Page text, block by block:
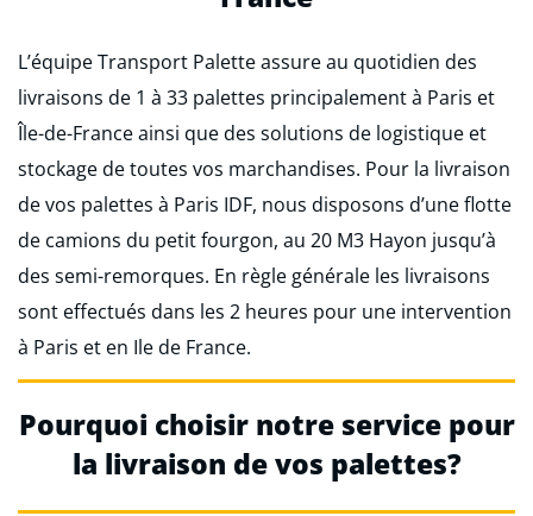
L’équipe Transport Palette assure au quotidien des
livraisons de 1 à 33 palettes principalement à Paris et
Île-de-France ainsi que des solutions de logistique et
stockage de toutes vos marchandises. Pour la livraison
de vos palettes à Paris IDF, nous disposons d’une flotte
de camions du petit fourgon, au 20 M3 Hayon jusqu’à
des semi-remorques. En règle générale les livraisons
sont effectués dans les 2 heures pour une intervention
à Paris et en Ile de France.
Pourquoi choisir notre service pour
la livraison de vos palettes?